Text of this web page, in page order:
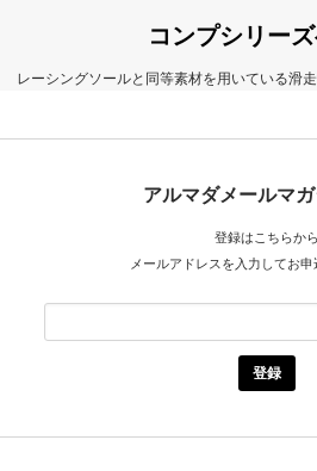
コンプシリー
レーシングソールと同等素材を用いている滑
アルマダメールマ
登録はこちらから
メールアドレスを入力してお申